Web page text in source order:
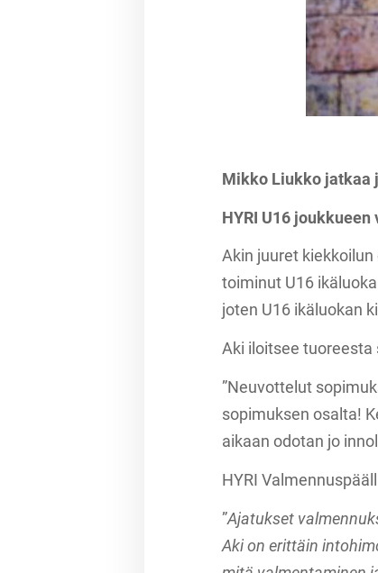
Mikko Liukko jatkaa
HYRI U16
Akin juuret
toiminut U16
joten U16 ikäluokan
Aki iloitsee tuoreesta
”Neuvottelut
sopimuksen osalta!
aikaan odotan jo
HYRI
”Ajatukset
Aki on erittäin